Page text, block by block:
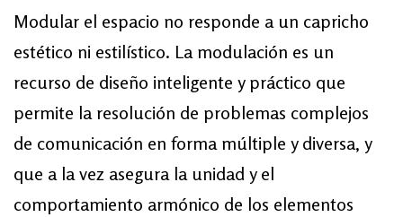
Modular el espacio no responde a un capricho
estético ni estilístico. La modulación es un
recurso de diseño inteligente y práctico que
permite la resolución de problemas complejos
de comunicación en forma múltiple y diversa, y
que a la vez asegura la unidad y el
comportamiento armónico de los elementos